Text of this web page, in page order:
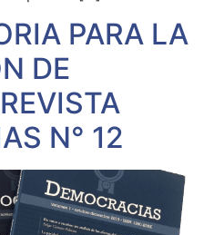
PARA LA
DE
N° 12